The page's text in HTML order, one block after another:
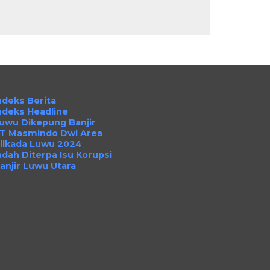
Berita
Headline
Dikepung Banjir
Masmindo Dwi Area
Luwu 2024
Diterpa Isu Korupsi
Luwu Utara